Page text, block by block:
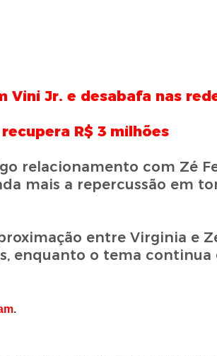
Jr. e desabafa nas
R$ 3 milhões
relacionamento com Zé
mais a repercussão em
entre Virginia e
enquanto o tema continua
.